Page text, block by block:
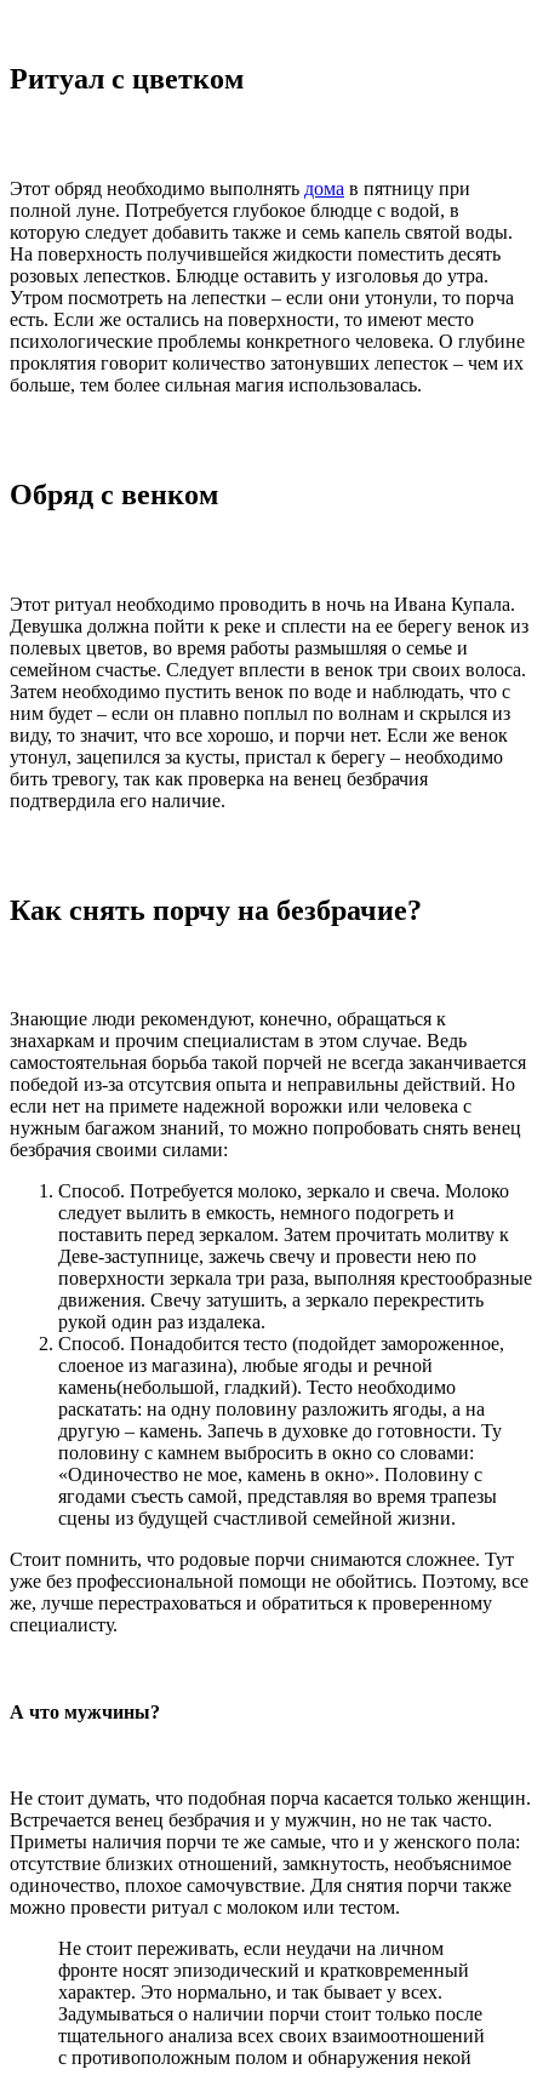
Ритуал с цветком
Этот обряд необходимо выполнять дома в пятницу при
полной луне. Потребуется глубокое блюдце с водой, в
которую следует добавить также и семь капель святой воды.
На поверхность получившейся жидкости поместить десять
розовых лепестков. Блюдце оставить у изголовья до утра.
Утром посмотреть на лепестки – если они утонули, то порча
есть. Если же остались на поверхности, то имеют место
психологические проблемы конкретного человека. О глубине
проклятия говорит количество затонувших лепесток – чем их
больше, тем более сильная магия использовалась.
Обряд с венком
Этот ритуал необходимо проводить в ночь на Ивана Купала.
Девушка должна пойти к реке и сплести на ее берегу венок из
полевых цветов, во время работы размышляя о семье и
семейном счастье. Следует вплести в венок три своих волоса.
Затем необходимо пустить венок по воде и наблюдать, что с
ним будет – если он плавно поплыл по волнам и скрылся из
виду, то значит, что все хорошо, и порчи нет. Если же венок
утонул, зацепился за кусты, пристал к берегу – необходимо
бить тревогу, так как проверка на венец безбрачия
подтвердила его наличие.
Как снять порчу на безбрачие?
Знающие люди рекомендуют, конечно, обращаться к
знахаркам и прочим специалистам в этом случае. Ведь
самостоятельная борьба такой порчей не всегда заканчивается
победой из-за отсутсвия опыта и неправильны действий. Но
если нет на примете надежной ворожки или человека с
нужным багажом знаний, то можно попробовать снять венец
безбрачия своими силами:
Способ. Потребуется молоко, зеркало и свеча. Молоко
следует вылить в емкость, немного подогреть и
поставить перед зеркалом. Затем прочитать молитву к
Деве-заступнице, зажечь свечу и провести нею по
поверхности зеркала три раза, выполняя крестообразные
движения. Свечу затушить, а зеркало перекрестить
рукой один раз издалека.
Способ. Понадобится тесто (подойдет замороженное,
слоеное из магазина), любые ягоды и речной
камень(небольшой, гладкий). Тесто необходимо
раскатать: на одну половину разложить ягоды, а на
другую – камень. Запечь в духовке до готовности. Ту
половину с камнем выбросить в окно со словами:
«Одиночество не мое, камень в окно». Половину с
ягодами съесть самой, представляя во время трапезы
сцены из будущей счастливой семейной жизни.
Стоит помнить, что родовые порчи снимаются сложнее. Тут
уже без профессиональной помощи не обойтись. Поэтому, все
же, лучше перестраховаться и обратиться к проверенному
специалисту.
А что мужчины?
Не стоит думать, что подобная порча касается только женщин.
Встречается венец безбрачия и у мужчин, но не так часто.
Приметы наличия порчи те же самые, что и у женского пола:
отсутствие близких отношений, замкнутость, необъяснимое
одиночество, плохое самочувствие. Для снятия порчи также
можно провести ритуал с молоком или тестом.
Не стоит переживать, если неудачи на личном
фронте носят эпизодический и кратковременный
характер. Это нормально, и так бывает у всех.
Задумываться о наличии порчи стоит только после
тщательного анализа всех своих взаимоотношений
с противоположным полом и обнаружения некой